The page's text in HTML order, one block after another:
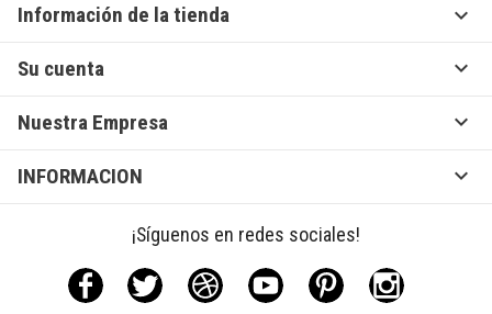
Información de la tienda 
Su cuenta 
Nuestra Empresa 
INFORMACION 
¡Síguenos en redes sociales!
Facebook Twitter Rss YouTubePinterestInstagram